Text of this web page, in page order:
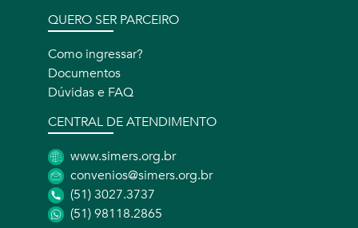
QUERO SER PARCEIRO
Como ingressar?
Documentos
Dúvidas e FAQ
CENTRAL DE ATENDIMENTO
www.simers.org.br
convenios@simers.org.br
(51) 3027.3737
(51) 98118.2865